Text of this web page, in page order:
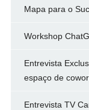
Mapa para o
Workshop
Entrevista
espaço de
Entrevista TV